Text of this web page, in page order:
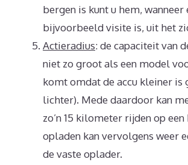
bergen is kunt u hem, wanneer
bijvoorbeeld visite is, uit het
Actieradius: de capaciteit van
niet zo groot als een model
komt omdat de accu kleiner is
lichter). Mede daardoor kan
zo’n 15 kilometer rijden op
opladen kan vervolgens weer
de vaste oplader.